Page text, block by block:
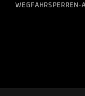
WEGFAHRSPERREN-